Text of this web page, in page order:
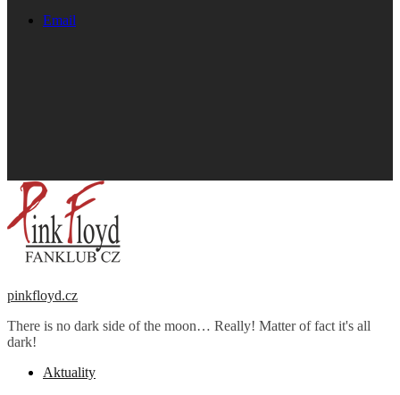
Email
pinkfloyd.cz
There is no dark side of the moon… Really! Matter of fact it's all
dark!
Aktuality